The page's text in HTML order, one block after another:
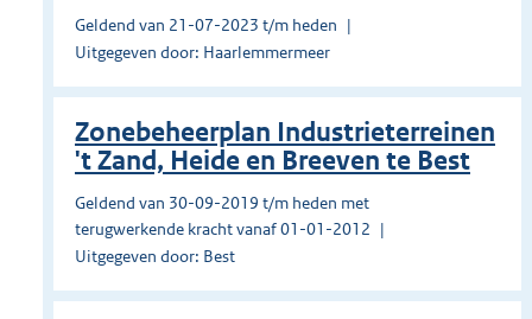
Geldend van 21-07-2023 t/m heden
Uitgegeven door: Haarlemmermeer
Zonebeheerplan Industrieterreinen
't Zand, Heide en Breeven te Best
Geldend van 30-09-2019 t/m heden met
terugwerkende kracht vanaf 01-01-2012
Uitgegeven door: Best